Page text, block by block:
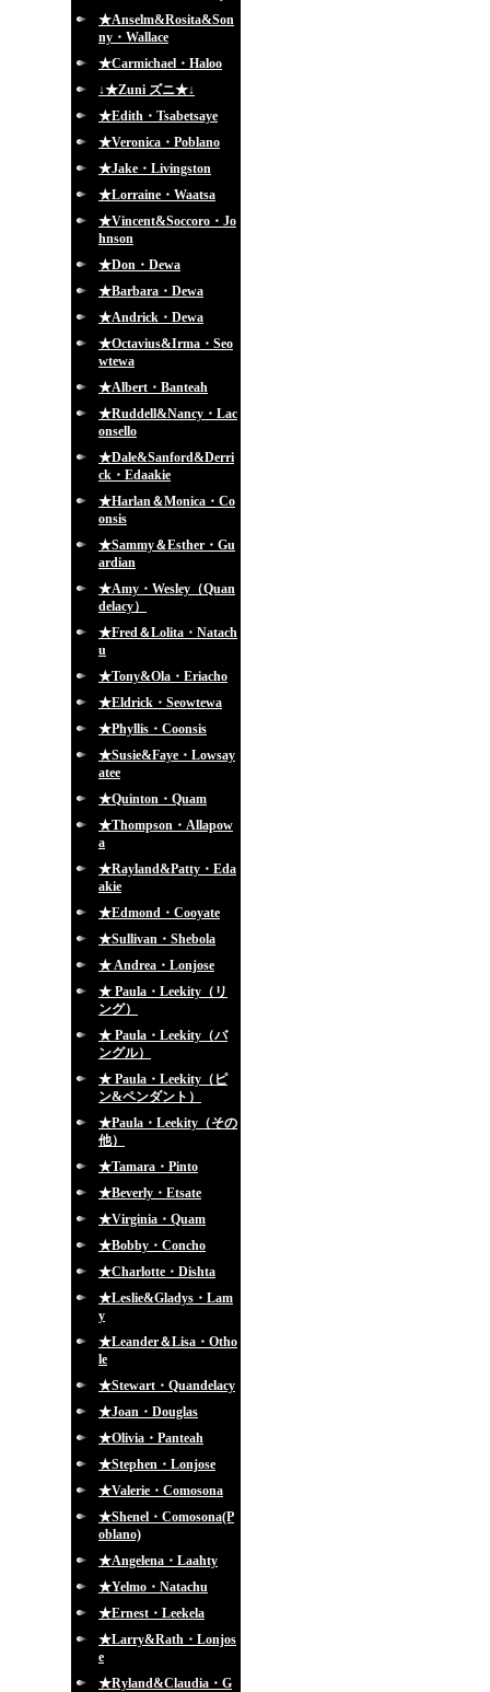
★Anselm&Rosita&Son
ny・Wallace
★Carmichael・Haloo
↓★Zuni ズニ★↓
★Edith・Tsabetsaye
★Veronica・Poblano
★Jake・Livingston
★Lorraine・Waatsa
★Vincent&Soccoro・Jo
hnson
★Don・Dewa
★Barbara・Dewa
★Andrick・Dewa
★Octavius&Irma・Seo
wtewa
★Albert・Banteah
★Ruddell&Nancy・Lac
onsello
★Dale&Sanford&Derri
ck・Edaakie
★Harlan＆Monica・Co
onsis
★Sammy＆Esther・Gu
ardian
★Amy・Wesley（Quan
delacy）
★Fred＆Lolita・Natach
u
★Tony&Ola・Eriacho
★Eldrick・Seowtewa
★Phyllis・Coonsis
★Susie&Faye・Lowsay
atee
★Quinton・Quam
★Thompson・Allapow
a
★Rayland&Patty・Eda
akie
★Edmond・Cooyate
★Sullivan・Shebola
★ Andrea・Lonjose
★ Paula・Leekity（リ
ング）
★ Paula・Leekity（バ
ングル）
★ Paula・Leekity（ピ
ン&ペンダント）
★Paula・Leekity（その
他）
★Tamara・Pinto
★Beverly・Etsate
★Virginia・Quam
★Bobby・Concho
★Charlotte・Dishta
★Leslie&Gladys・Lam
y
★Leander＆Lisa・Otho
le
★Stewart・Quandelacy
★Joan・Douglas
★Olivia・Panteah
★Stephen・Lonjose
★Valerie・Comosona
★Shenel・Comosona(P
oblano)
★Angelena・Laahty
★Yelmo・Natachu
★Ernest・Leekela
★Larry&Rath・Lonjos
e
★Ryland&Claudia・G